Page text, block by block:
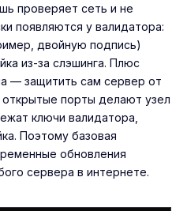
проверяет сеть и не
появляются у валидатора:
двойную подпись)
из-за слэшинга. Плюс
— защитить сам сервер от
открытые порты делают узел
ключи валидатора,
Поэтому базовая
обновления
сервера в интернете.